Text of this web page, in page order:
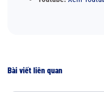
Bài viết liên quan